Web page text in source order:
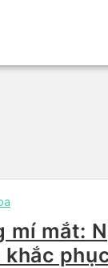
mí mắt:
khắc